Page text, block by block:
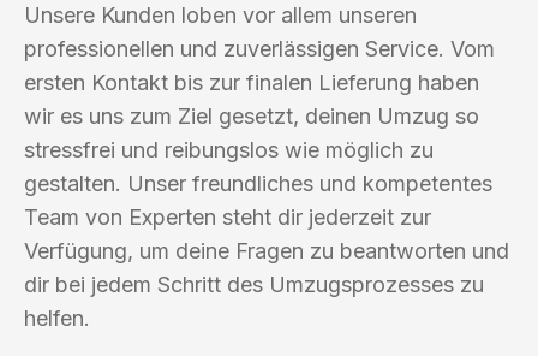
Unsere Kunden loben vor allem unseren
professionellen und zuverlässigen Service. Vom
ersten Kontakt bis zur finalen Lieferung haben
wir es uns zum Ziel gesetzt, deinen Umzug so
stressfrei und reibungslos wie möglich zu
gestalten. Unser freundliches und kompetentes
Team von Experten steht dir jederzeit zur
Verfügung, um deine Fragen zu beantworten und
dir bei jedem Schritt des Umzugsprozesses zu
helfen.